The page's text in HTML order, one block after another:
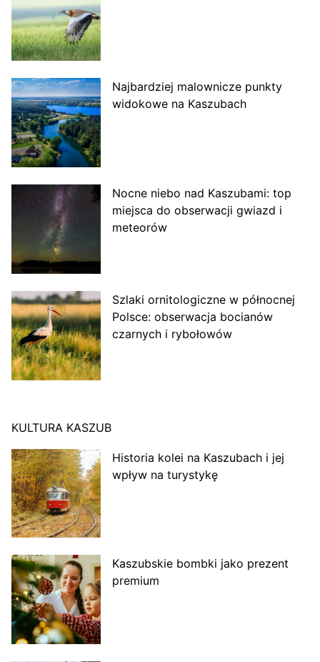
Najbardziej malownicze punkty
widokowe na Kaszubach
Nocne niebo nad Kaszubami: top
miejsca do obserwacji gwiazd i
meteorów
Szlaki ornitologiczne w północnej
Polsce: obserwacja bocianów
czarnych i rybołowów
KULTURA KASZUB
Historia kolei na Kaszubach i jej
wpływ na turystykę
Kaszubskie bombki jako prezent
premium